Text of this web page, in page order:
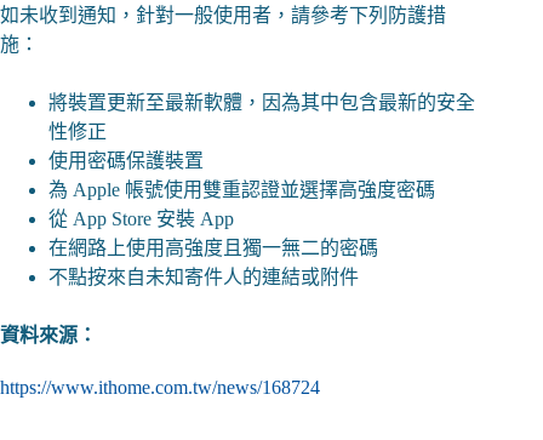
如未收到通知，針對一般使用者，請參考下列防護措
施：
將裝置更新至最新軟體，因為其中包含最新的安全
性修正
使用密碼保護裝置
為 Apple 帳號使用雙重認證並選擇高強度密碼
從 App Store 安裝 App
在網路上使用高強度且獨一無二的密碼
不點按來自未知寄件人的連結或附件
資料來源：
https://www.ithome.com.tw/news/168724